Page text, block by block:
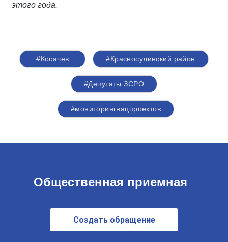
этого года.
#Косачев #Красносулинский район
#Депутаты ЗСРО
#мониторингнацпроектов
Общественная приемная
Создать обращение